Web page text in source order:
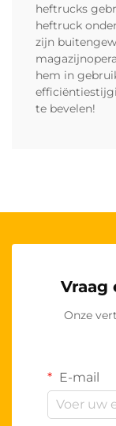
heftrucks
heftruck
zijn
hem in
te bevelen!
Vraag
Onze
E-mail